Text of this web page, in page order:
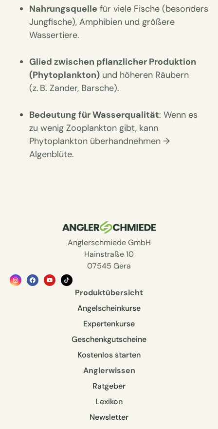
Nahrungsquelle für viele Fische (besonders
Jungfische), Amphibien und größere
Wassertiere.
Glied zwischen pflanzlicher Produktion
(Phytoplankton) und höheren Räubern
(z. B. Zander, Barsche).
Bedeutung für Wasserqualität: Wenn es
zu wenig Zooplankton gibt, kann
Phytoplankton überhandnehmen →
Algenblüte.
Anglerschmiede GmbH
Hainstraße 10
07545 Gera
Produktübersicht
Angelscheinkurse
Expertenkurse
Geschenkgutscheine
Kostenlos starten
Anglerwissen
Ratgeber
Lexikon
Newsletter